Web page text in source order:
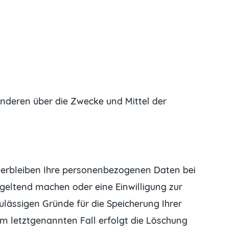
über die Zwecke und Mittel der
Ihre personenbezogenen Daten bei
machen oder eine Einwilligung zur
Gründe für die Speicherung Ihrer
letztgenannten Fall erfolgt die Löschung